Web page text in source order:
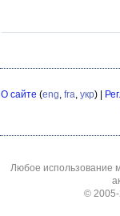
О сайте (eng, fra, укр) |
Любое использование
©